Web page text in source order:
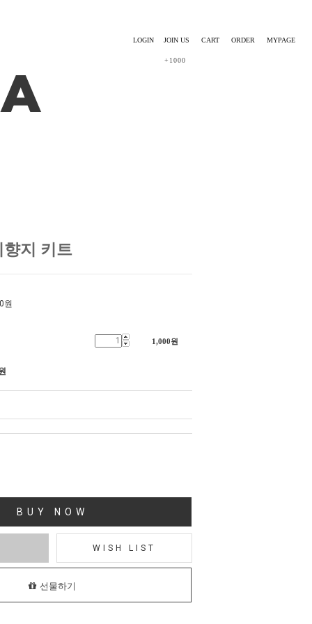
LOGIN JOIN US
+1000
CART ORDER MYPAGE
향지 키트
원
1,000원
BUY NOW
WISH LIST
선물하기